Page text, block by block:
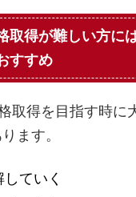
取得が難しい方に
すすめ
取得を目指す時に
ます。
ていく